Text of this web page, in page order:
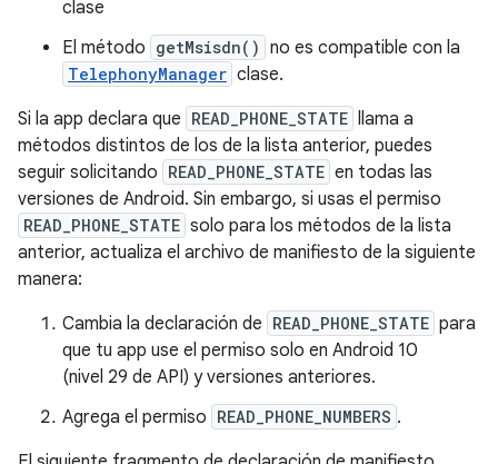
clase
El método getMsisdn() no es compatible con la
TelephonyManager clase.
Si la app declara que READ_PHONE_STATE llama a
métodos distintos de los de la lista anterior, puedes
seguir solicitando READ_PHONE_STATE en todas las
versiones de Android. Sin embargo, si usas el permiso
READ_PHONE_STATE solo para los métodos de la lista
anterior, actualiza el archivo de manifiesto de la siguiente
manera:
Cambia la declaración de READ_PHONE_STATE para
que tu app use el permiso solo en Android 10
(nivel 29 de API) y versiones anteriores.
Agrega el permiso READ_PHONE_NUMBERS .